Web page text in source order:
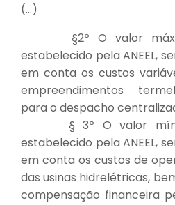
(...)
§2º O valor
estabelecido pela ANEEL,
em conta os custos
empreendimentos
para o despacho
§ 3º O valor
estabelecido pela ANEEL,
em conta os custos de
das usinas hidrelétricas,
compensação financeira